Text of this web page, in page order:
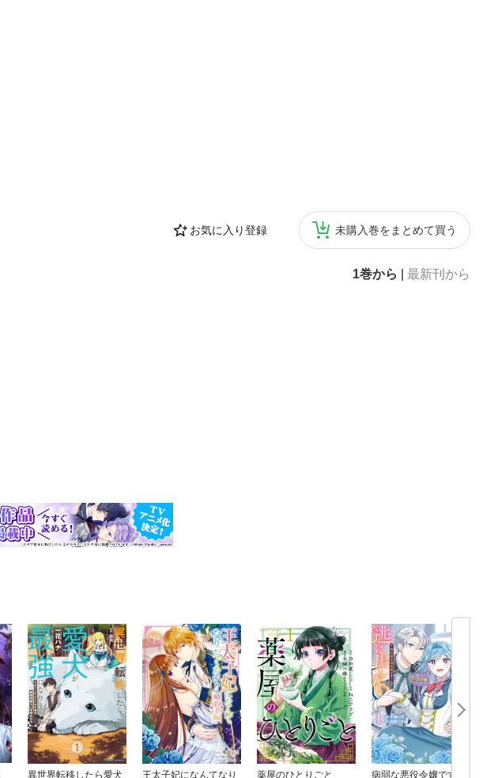
お気に入り登録 未購入巻をまとめて買う
1巻から 最新刊から
異世界転移したら愛犬
王太子妃になんてなり
薬屋のひとりごと
病弱な悪役令嬢です